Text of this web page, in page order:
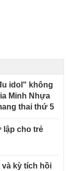
idol" không
Minh Nhựa
thai thứ 5
lập cho trẻ
và kỳ tích hồi